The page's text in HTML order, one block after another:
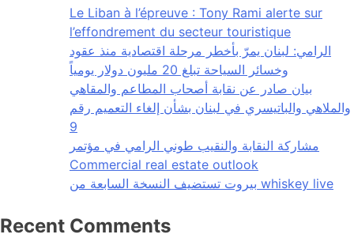
Le Liban à l’épreuve : Tony Rami alerte sur
l’effondrement du secteur touristique
الرامي: لبنان يمرّ بأخطر مرحلة اقتصادية منذ عقود
وخسائر السياحة تبلغ 20 مليون دولار يومياً
بيان صادر عن نقابة أصحاب المطاعم والمقاهي
والملاهي والباتيسري في لبنان بشأن إلغاء التعميم رقم
9
مشاركة النقابة والنقيب طوني الرامي في مؤتمر
Commercial real estate outlook
بيروت تستضيف النسخة السابعة من whiskey live
Recent Comments